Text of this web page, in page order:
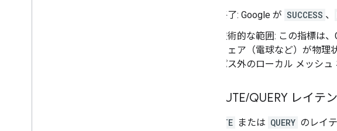
終了: Google が SUCCESS 、
技術的な範囲: この指標は
ウェア（電球など）が物
パス外のローカル メッシ
EXECUTE/QUERY レイテ
EXECUTE または QUERY のレイ